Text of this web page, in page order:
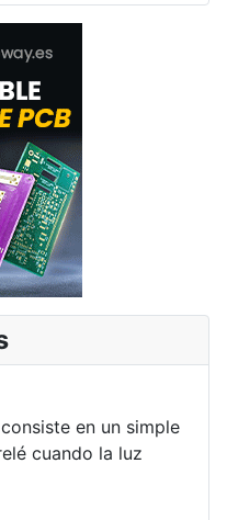
en un simple
cuando la luz